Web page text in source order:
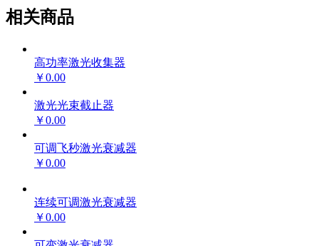
相关商品
高功率激光收集器
￥0.00
激光光束截止器
￥0.00
可调飞秒激光衰减器
￥0.00
连续可调激光衰减器
￥0.00